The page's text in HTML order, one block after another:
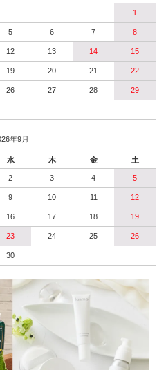
1
5 6 7 8
12 13 14 15
19 20 21 22
26 27 28 29
年9月
水 木 金 土
2 3 4 5
9 10 11 12
16 17 18 19
23 24 25 26
30